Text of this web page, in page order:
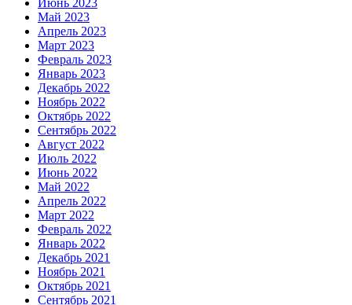
Май 2023
Апрель 2023
Март 2023
Февраль 2023
Январь 2023
Декабрь 2022
Ноябрь 2022
Октябрь 2022
Сентябрь 2022
Август 2022
Июль 2022
Июнь 2022
Май 2022
Апрель 2022
Март 2022
Февраль 2022
Январь 2022
Декабрь 2021
Ноябрь 2021
Октябрь 2021
Сентябрь 2021